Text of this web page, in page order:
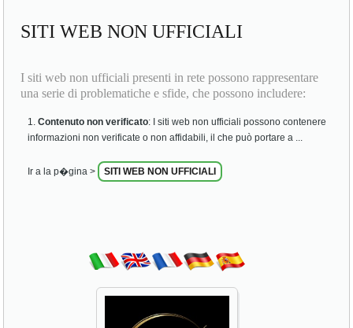
SITI WEB NON UFFICIALI
I siti web non ufficiali presenti in rete possono rappresentare
una serie di problematiche e sfide, che possono includere:
Contenuto non verificato: I siti web non ufficiali possono contenere
informazioni non verificate o non affidabili, il che può portare a ...
Ir a la p�gina > SITI WEB NON UFFICIALI